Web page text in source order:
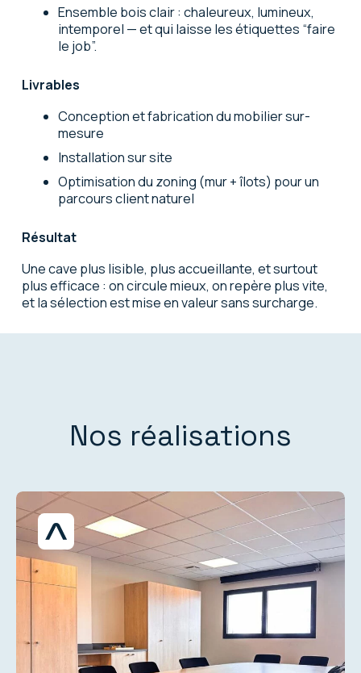
Ensemble bois clair: chaleureux, lumineux,
intemporel — et qui laisse les étiquettes “faire
le job”.
Livrables
Conception et fabrication du mobilier sur-
mesure
Installation sur site
Optimisation du zoning (mur + îlots) pour un
parcours client naturel
Résultat
Une cave plus lisible, plus accueillante, et surtout
plus efficace : on circule mieux, on repère plus vite,
et la sélection est mise en valeur sans surcharge.
Nos réalisations